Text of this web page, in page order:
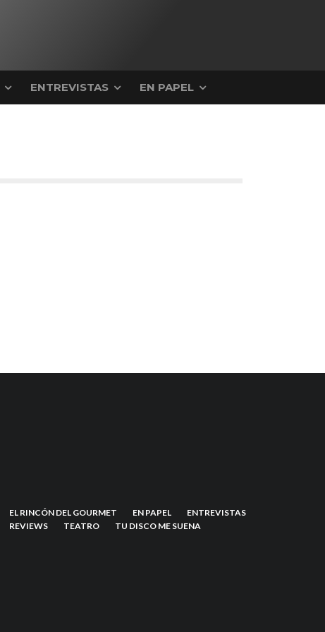
ENTREVISTAS EN PAPEL
EL RINCÓN DEL GOURMET EN PAPEL
ENTREVISTAS
REVIEWS TEATRO TU DISCO ME SUENA